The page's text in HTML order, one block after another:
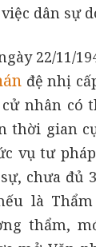
dân sự
22/11/
đệ nhị
nhân có
thời gian
vụ tư
chưa đủ
là
thẩm,